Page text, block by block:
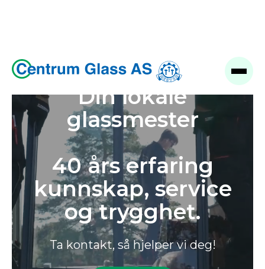
Din lokale
glassmester
40 års erfaring
kunnskap, service
og trygghet.
Ta kontakt, så hjelper vi deg!